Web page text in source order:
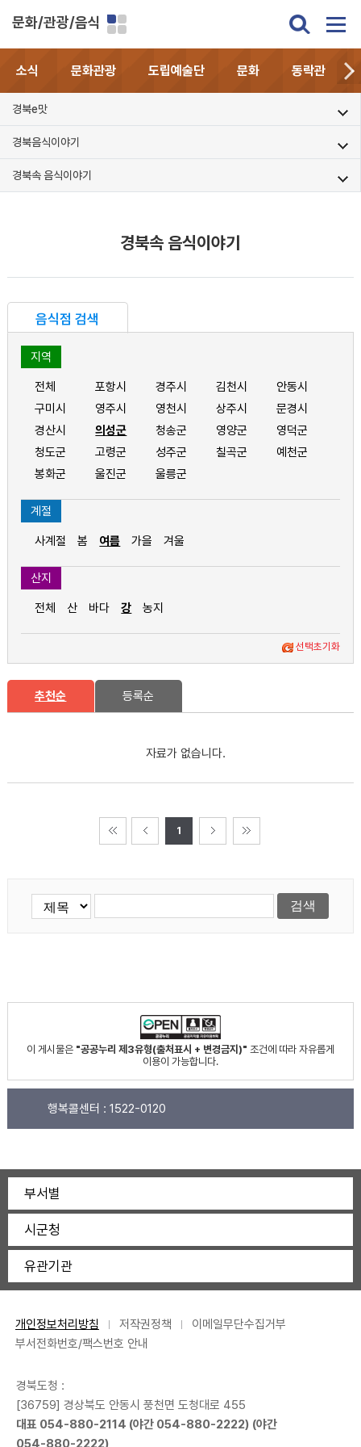
문화/관광/음식
소식 문화관광 도립예술단 문화 동락관
경북e맛
경북음식이야기
경북속 음식이야기
경북속 음식이야기
음식점 검색
지역
전체 포항시 경주시 김천시
안동시
구미시
영주시 영천시 상주시
문경시
경산시
의성군 청송군 영양군
영덕군
청도군
고령군 성주군 칠곡군
예천군
봉화군
울진군 울릉군
계절
사계절 봄 여름 가을 겨울
산지
전체 산 바다 강 농지
선택초기화
추천순 등록순
자료가 없습니다.
1
이 게시물은 "공공누리 제3유형(출처표시 + 변경금지)" 조건에 따라 자유롭게
이용이 가능합니다.
행복콜센터 : 1522-0120
부서별
시군청
유관기관
개인정보처리방침 저작권정책
이메일무단수집거부
부서전화번호/팩스번호 안내
경북도청 :
[36759] 경상북도 안동시 풍천면 도청대로 455
대표 054-880-2114 (야간 054-880-2222) (야간
054-880-2222)